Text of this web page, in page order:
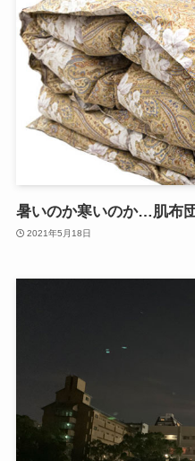
暑いのか寒いのか…肌布
2021年5月18日